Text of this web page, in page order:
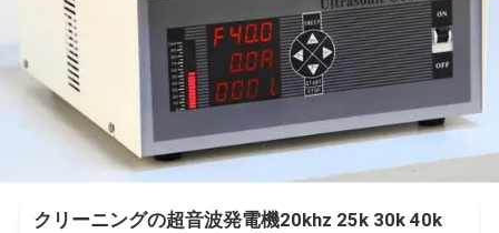
クリーニングの超音波発電機20khz 25k 30k 40k